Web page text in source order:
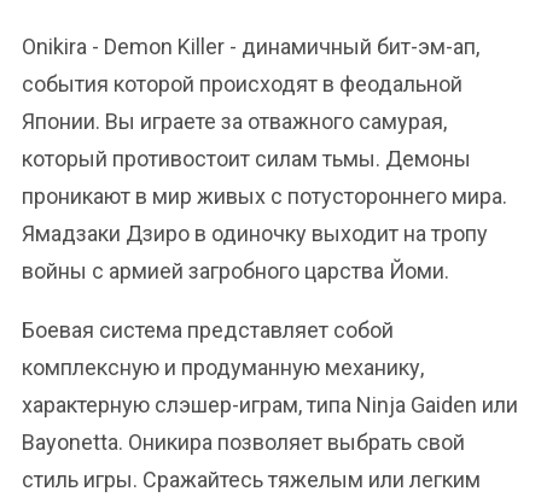
Onikira - Demon Killer - динамичный бит-эм-ап,
события которой происходят в феодальной
Японии. Вы играете за отважного самурая,
который противостоит силам тьмы. Демоны
проникают в мир живых с потустороннего мира.
Ямадзаки Дзиро в одиночку выходит на тропу
войны с армией загробного царства Йоми.
Боевая система представляет собой
комплексную и продуманную механику,
характерную слэшер-играм, типа Ninja Gaiden или
Bayonetta. Оникира позволяет выбрать свой
стиль игры. Сражайтесь тяжелым или легким